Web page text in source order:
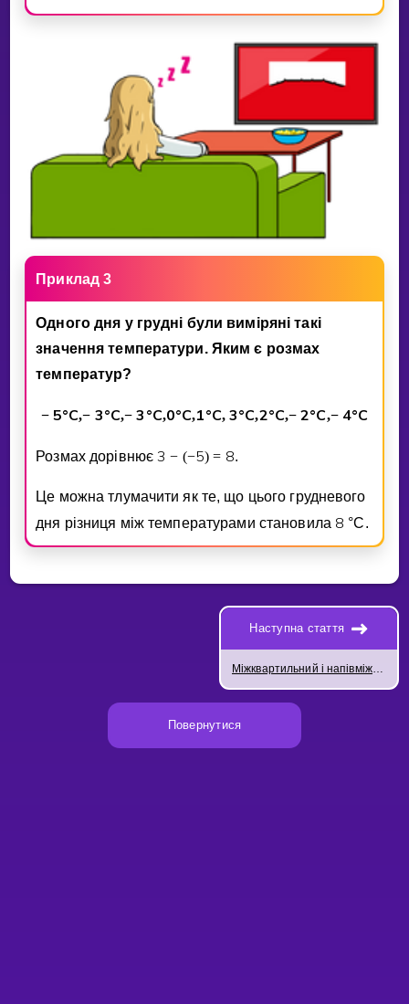
Приклад 3
Одного дня у груднi були вимiрянi такi
значення температури. Яким є розмах
температур?
− 5°C,− 3°C,− 3 °C,0°C,1°C, 3°C,2°C,− 2°C,− 4°C
Розмах дорiвнює3 − (−5) = 8.
Це можна тлумачити як те, що цього грудневого
дня рiзниця мiж температурами становила 8 °C.
Наступна стаття
Міжквартильний і напівміжквартильний розмах
Повернутися